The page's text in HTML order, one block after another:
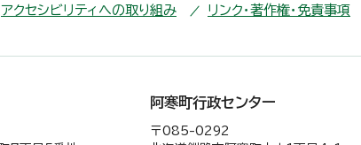
アクセシビリティへの取り組み リンク・著作権・免責事項
阿寒町行政センター
〒085-0292